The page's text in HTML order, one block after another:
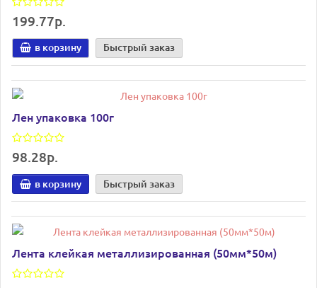
199.77р.
в корзину Быстрый заказ
Лен упаковка 100г
98.28р.
в корзину Быстрый заказ
Лента клейкая металлизированная (50мм*50м)